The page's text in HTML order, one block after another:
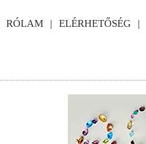
RÓLAM ELÉRHETŐSÉG